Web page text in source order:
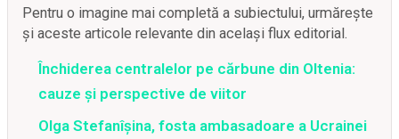
Pentru o imagine mai completă a subiectului, urmărește
și aceste articole relevante din același flux editorial.
Închiderea centralelor pe cărbune din Oltenia:
cauze și perspective de viitor
Olga Stefanîşina, fosta ambasadoare a Ucrainei